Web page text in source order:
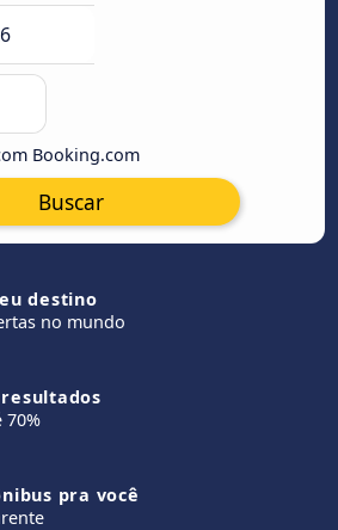
Booking.com
Buscar
destino
no mundo
70%
pra você